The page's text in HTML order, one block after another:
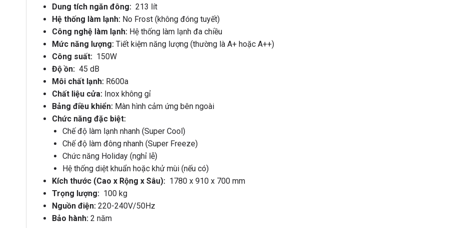
Dung tích ngăn đông:213 lít
Hệ thống làm lạnh:No Frost (không đóng tuyết)
Công nghệ làm lạnh:Hệ thống làm lạnh đa chiều
Mức năng lượng:Tiết kiệm năng lượng (thường là A+ hoặc A++)
Công suất:150W
Độ ồn:45 dB
Môi chất lạnh:R600a
Chất liệu cửa:Inox không gỉ
Bảng điều khiển:Màn hình cảm ứng bên ngoài
Chức năng đặc biệt:
Chế độ làm lạnh nhanh (Super Cool)
Chế độ làm đông nhanh (Super Freeze)
Chức năng Holiday (nghỉ lễ)
Hệ thống diệt khuẩn hoặc khử mùi (nếu có)
Kích thước (Cao x Rộng x Sâu):1780 x 910 x 700 mm
Trọng lượng:100 kg
Nguồn điện:220-240V/50Hz
Bảo hành:2 năm